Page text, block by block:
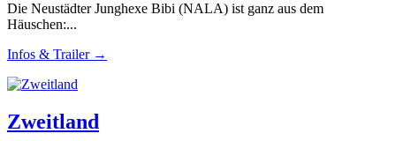
Die Neustädter Junghexe Bibi (NALA) ist ganz aus dem
Häuschen:...
Infos & Trailer →
Zweitland